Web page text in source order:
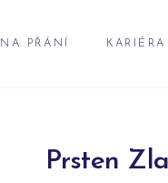
NA PŘÁNÍ KARIÉRA
Prsten